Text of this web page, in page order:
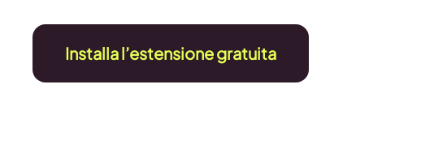
Installa l’estensione gratuita